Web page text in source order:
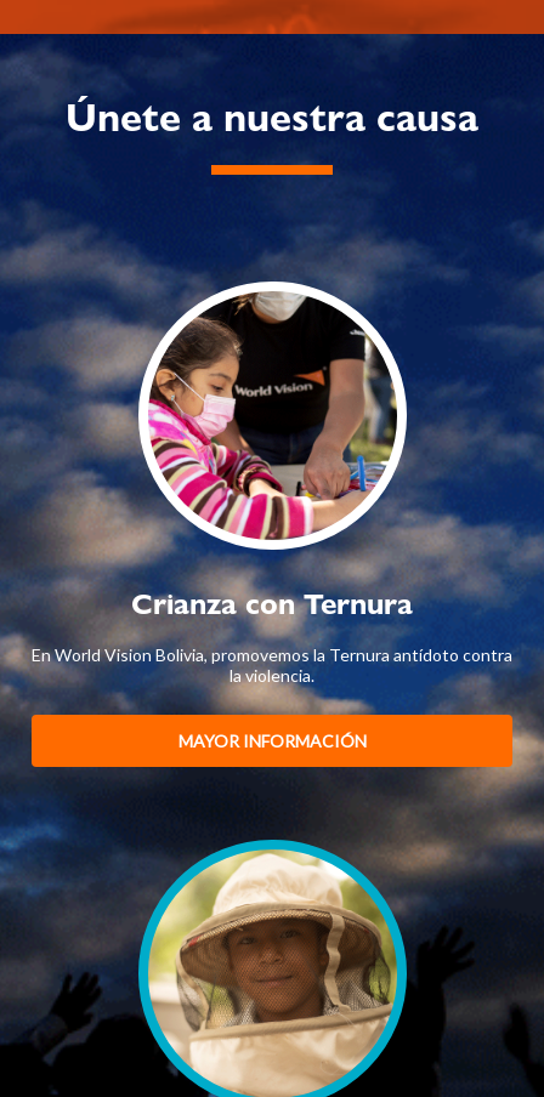
Únete a nuestra causa
Crianza con Ternura
En World Vision Bolivia, promovemos la Ternura antídoto contra
la violencia.
MAYOR INFORMACIÓN